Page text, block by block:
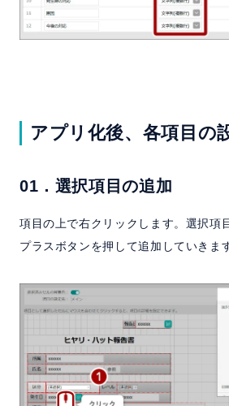
アプリ化後、各項目の
01．選択項目の追加
項目の上で右クリックします。選択項
プラスボタンを押して追加していきま